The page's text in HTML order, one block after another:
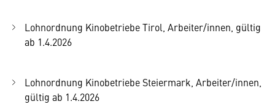
Lohnordnung Kinobetriebe Tirol, Arbeiter/innen, gültig
ab 1.4.2026
Lohnordnung Kinobetriebe Steiermark, Arbeiter/innen,
gültig ab 1.4.2026